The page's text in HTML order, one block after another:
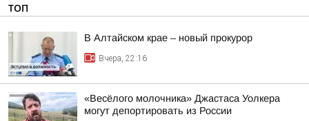
ТОП
В Алтайском крае – новый прокурор
Вчера, 22:16
«Весёлого молочника» Джастаса Уолкера
могут депортировать из России